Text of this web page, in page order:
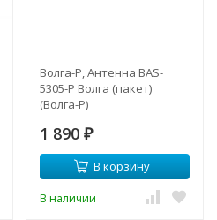
Волга-Р, Антенна BAS-
5305-P Волга (пакет)
(Волга-Р)
1 890 ₽
В корзину
В наличии